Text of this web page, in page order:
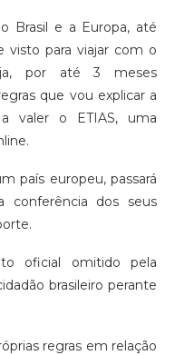
Brasil e a Europa, até
visto para viajar com o
por até 3 meses
que vou explicar a
valer o ETIAS, uma
país europeu, passará
conferência dos seus
oficial omitido pela
brasileiro perante
regras em relação